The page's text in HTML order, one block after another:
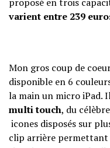
varient entre 239
Mon gros coup de
disponible en 6
la main un micro iPad.
multi touch, du
icones disposés sur
clip arrière permettant